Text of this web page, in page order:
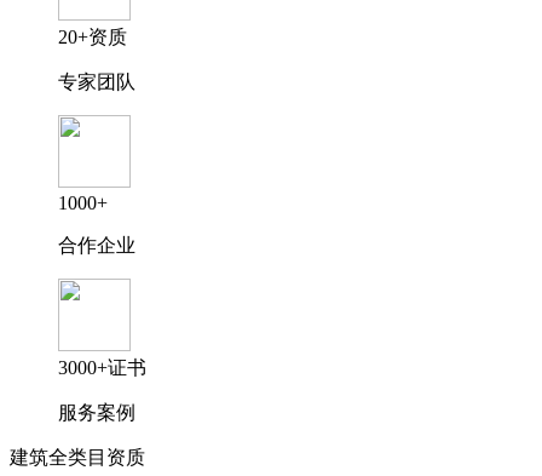
20+资质
专家团队
1000+
合作企业
3000+证书
服务案例
建筑全类目资质